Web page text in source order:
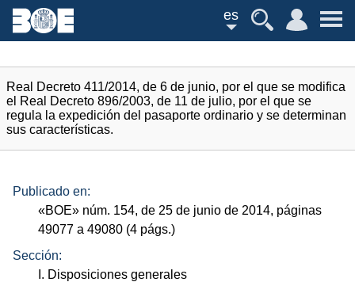
es
Real Decreto 411/2014, de 6 de junio, por el que se modifica
el Real Decreto 896/2003, de 11 de julio, por el que se
regula la expedición del pasaporte ordinario y se determinan
sus características.
Publicado en:
«BOE» núm. 154, de 25 de junio de 2014, páginas
49077 a 49080 (4 págs.)
Sección:
I. Disposiciones generales